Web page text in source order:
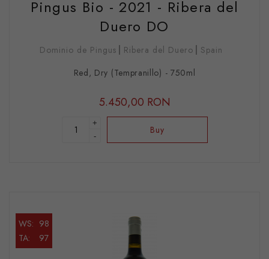
Pingus Bio - 2021 - Ribera del
Duero DO
Dominio de Pingus Ribera del Duero
Spain
Red, Dry (Tempranillo) - 750ml
5.450,00 RON
+
-
Buy
WS: 98
TA:
97